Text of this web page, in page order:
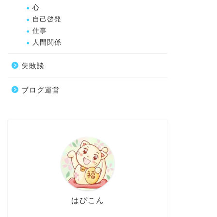
心
自己啓発
仕事
人間関係
失敗談
ブログ運営
はぴこん